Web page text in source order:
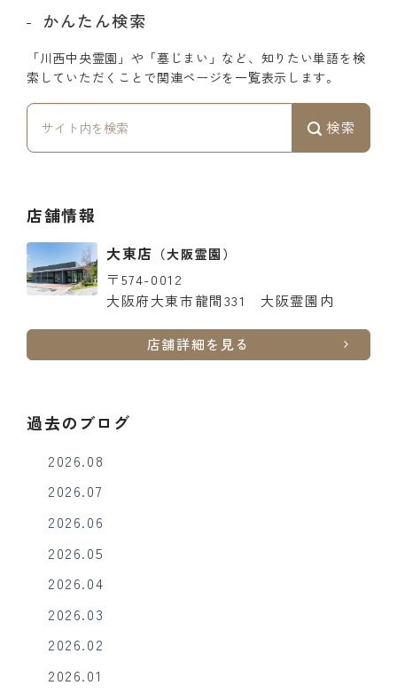
かんたん検索
「川西中央霊園」や「墓じまい」など、知りたい単語を検
索していただくことで関連ページを一覧表示します。
検索
店舗情報
大東店 （大阪霊園）
〒574-0012
大阪府大東市龍間331 大阪霊園内
店舗詳細を見る
過去のブログ
2026.08
2026.07
2026.06
2026.05
2026.04
2026.03
2026.02
2026.01